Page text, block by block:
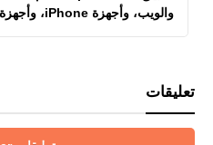
والويب، وأجهزة iPhone، وأجهزة Android
تعليقات